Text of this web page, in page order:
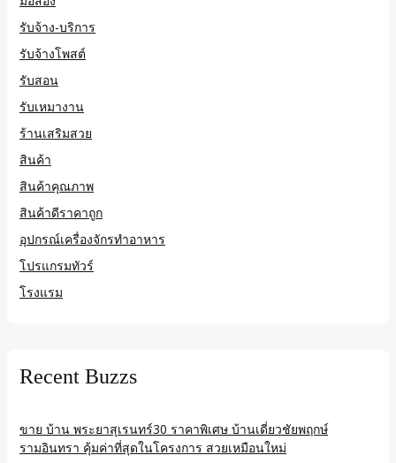
รับจ้าง-บริการ
รับจ้างโพสต์
รับสอน
รับเหมางาน
ร้านเสริมสวย
สินค้า
สินค้าคุณภาพ
สินค้าดีราคาถูก
อุปกรณ์เครื่องจักรทำอาหาร
โปรแกรมทัวร์
โรงแรม
Recent Buzzs
ขาย บ้าน พระยาสุเรนทร์30 ราคาพิเศษ บ้านเดี่ยวชัยพฤกษ์
รามอินทรา คุ้มค่าที่สุดในโครงการ สวยเหมือนใหม่